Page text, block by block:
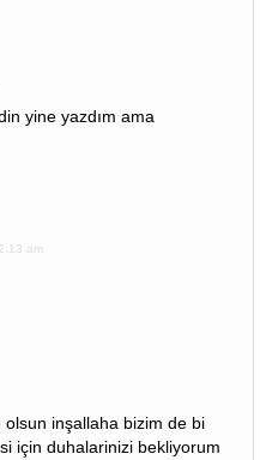
yine yazdım ama
am
olsun inşallaha bizim de bi
için duhalarinizi bekliyorum